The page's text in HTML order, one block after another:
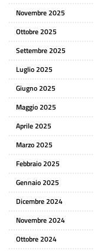
Novembre 2025
Ottobre 2025
Settembre 2025
Luglio 2025
Giugno 2025
Maggio 2025
Aprile 2025
Marzo 2025
Febbraio 2025
Gennaio 2025
Dicembre 2024
Novembre 2024
Ottobre 2024